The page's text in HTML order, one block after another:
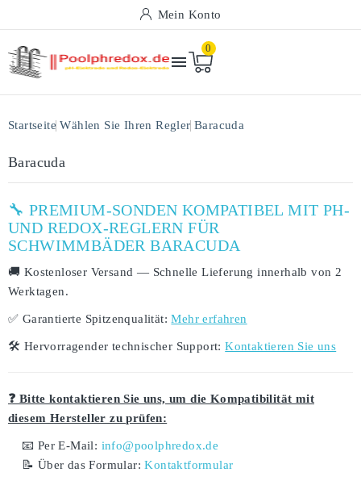
Mein Konto

0
Startseite Wählen Sie Ihren Regler Baracuda
Baracuda
🔧 PREMIUM-SONDEN KOMPATIBEL MIT PH-
UND REDOX-REGLERN FÜR
SCHWIMMBÄDER BARACUDA
🚚 Kostenloser Versand — Schnelle Lieferung innerhalb von 2
Werktagen.
✅ Garantierte Spitzenqualität: Mehr erfahren
🛠️ Hervorragender technischer Support: Kontaktieren Sie uns
❓ Bitte kontaktieren Sie uns, um die Kompatibilität mit
diesem Hersteller zu prüfen:
📧 Per E-Mail: info@poolphredox.de
📝 Über das Formular:Kontaktformular